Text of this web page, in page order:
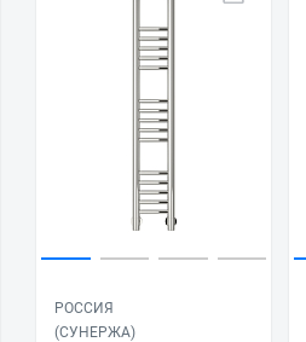
РОССИЯ
(СУНЕРЖА)